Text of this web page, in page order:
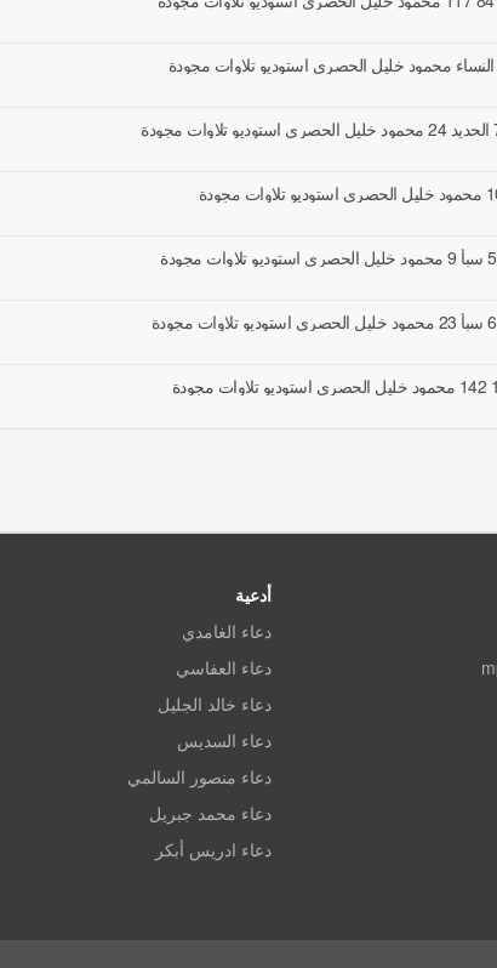
محمود خليل الحصري استوديو تلاوات مجودة
أدعية
دعاء الغامدي
دعاء العفاسي
دعاء خالد الجليل
دعاء السديس
دعاء منصور السالمي
دعاء محمد جبريل
دعاء ادريس أبكر